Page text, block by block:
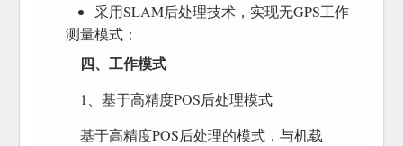
采用SLAM后处理技术，实现无GPS工作
测量模式；
四、工作模式
1、基于高精度POS后处理模式
基于高精度POS后处理的模式，与机载